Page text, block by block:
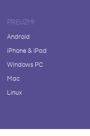
PREUZMI
Android
iPhone & iPad
Windows PC
Mac
Linux